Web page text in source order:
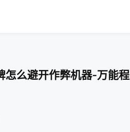
怎么避开作弊机器-万能程